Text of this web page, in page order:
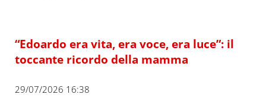
“Edoardo era vita, era voce, era luce”: il
toccante ricordo della mamma
29/07/2026 16:38